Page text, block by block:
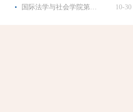
· 国际法学与社会学院第… 10-30